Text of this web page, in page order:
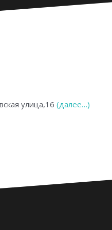
улица,16 (далее…)